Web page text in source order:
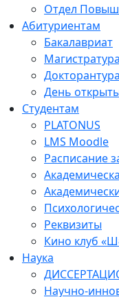
Отдел
Абитуриентам
Бакалавриат
Магистратура
День
Студентам
PLATONUS
LMS Moodle
Расписание
Реквизиты
Кино клуб
Наука
Научно-